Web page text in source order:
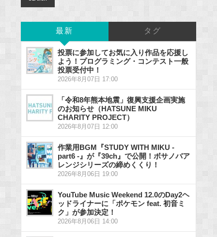
最新 タグ
投票に参加してお気に入り作品を応援し
よう！プログラミング・コンテスト一般
投票受付中！
2026年8月07日 17:00
「令和8年熊本地震」復興支援企画実施
のお知らせ（HATSUNE MIKU
CHARITY PROJECT）
2026年8月07日 12:00
作業用BGM『STUDY WITH MIKU -
part6 -』が『39ch』で公開！ボサノバア
レンジシリーズの締めくくり！
2026年8月06日 19:00
YouTube Music Weekend 12.0のDay2ヘ
ッドライナーに「ポケモン feat. 初音ミ
ク」が参加決定！
2026年8月06日 14:00